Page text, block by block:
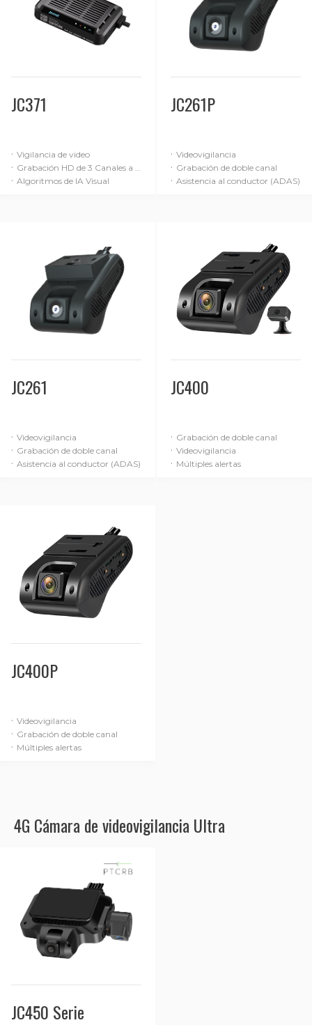
JC371
· Vigilancia de video
· Grabación HD de 3 Canales a 1080P
· Algoritmos de IA Visual
JC261P
· Videovigilancia
· Grabación de doble canal
· Asistencia al conductor (ADAS)
JC261
· Videovigilancia
· Grabación de doble canal
· Asistencia al conductor (ADAS)
JC400
· Grabación de doble canal
· Videovigilancia
· Múltiples alertas
JC400P
· Videovigilancia
· Grabación de doble canal
· Múltiples alertas
4G Cámara de videovigilancia Ultra
JC450 Serie